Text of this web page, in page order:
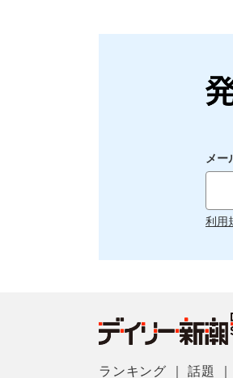
メー
利用
ランキング ｜話題